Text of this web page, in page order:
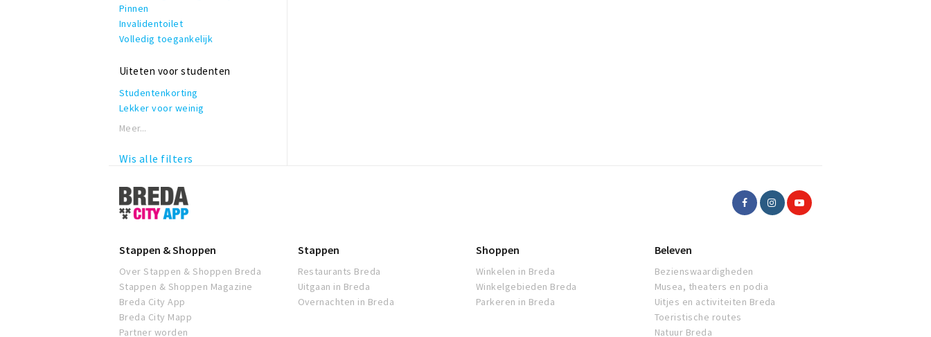
Pinnen
Invalidentoilet
Volledig toegankelijk
Uiteten voor studenten
Studentenkorting
Lekker voor weinig
Meer...
Wis alle filters
Stappen
&
Shoppen
Stappen & Shoppen
Over Stappen & Shoppen Breda
Stappen & Shoppen Magazine
Breda City App
Breda City Mapp
Partner worden
Stappen
Restaurants Breda
Uitgaan in Breda
Overnachten in Breda
Shoppen
Winkelen in Breda
Winkelgebieden Breda
Parkeren in Breda
Beleven
Bezienswaardigheden
Musea, theaters en podia
Uitjes en activiteiten Breda
Toeristische routes
Natuur Breda